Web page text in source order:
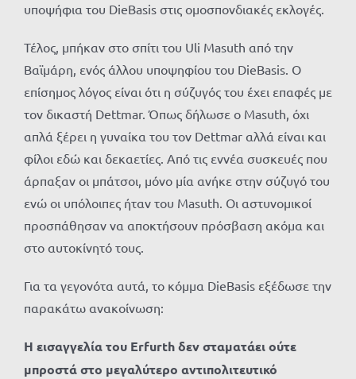
υποψήφια του DieBasis στις ομοσπονδιακές εκλογές.
Τέλος, μπήκαν στο σπίτι του Uli Masuth από την
Βαϊμάρη, ενός άλλου υποψηφίου του DieBasis. Ο
επίσημος λόγος είναι ότι η σύζυγός του έχει επαφές με
τον δικαστή Dettmar. Όπως δήλωσε ο Masuth, όχι
απλά ξέρει η γυναίκα του τον Dettmar αλλά είναι και
φίλοι εδώ και δεκαετίες. Από τις εννέα συσκευές που
άρπαξαν οι μπάτσοι, μόνο μία ανήκε στην σύζυγό του
ενώ οι υπόλοιπες ήταν του Masuth. Οι αστυνομικοί
προσπάθησαν να αποκτήσουν πρόσβαση ακόμα και
στο αυτοκίνητό τους.
Για τα γεγονότα αυτά, το κόμμα DieBasis εξέδωσε την
παρακάτω ανακοίνωση:
Η εισαγγελία του Erfurth δεν σταματάει ούτε
μπροστά στο μεγαλύτερο αντιπολιτευτικό